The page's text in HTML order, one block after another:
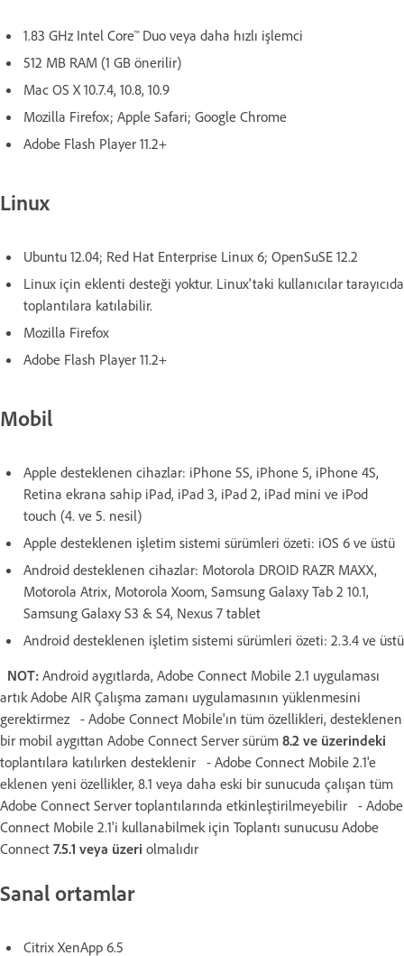
1.83 GHz Intel Core™ Duo veya daha hızlı işlemci
512 MB RAM (1 GB önerilir)
Mac OS X 10.7.4, 10.8, 10.9
Mozilla Firefox; Apple Safari; Google Chrome
Adobe Flash Player 11.2+
Linux
Ubuntu 12.04; Red Hat Enterprise Linux 6; OpenSuSE 12.2
Linux için eklenti desteği yoktur. Linux'taki kullanıcılar tarayıcıda
toplantılara katılabilir.
Mozilla Firefox
Adobe Flash Player 11.2+
Mobil
Apple desteklenen cihazlar: iPhone 5S, iPhone 5, iPhone 4S,
Retina ekrana sahip iPad, iPad 3, iPad 2, iPad mini ve iPod
touch (4. ve 5. nesil)
Apple desteklenen işletim sistemi sürümleri özeti: iOS 6 ve üstü
Android desteklenen cihazlar: Motorola DROID RAZR MAXX,
Motorola Atrix, Motorola Xoom, Samsung Galaxy Tab 2 10.1,
Samsung Galaxy S3 & S4, Nexus 7 tablet
Android desteklenen işletim sistemi sürümleri özeti: 2.3.4 ve üstü
NOT: Android aygıtlarda, Adobe Connect Mobile 2.1 uygulaması
artık Adobe AIR Çalışma zamanı uygulamasının yüklenmesini
gerektirmez - Adobe Connect Mobile'ın tüm özellikleri, desteklenen
bir mobil aygıttan Adobe Connect Server sürüm 8.2 ve üzerindeki
toplantılara katılırken desteklenir - Adobe Connect Mobile 2.1'e
eklenen yeni özellikler, 8.1 veya daha eski bir sunucuda çalışan tüm
Adobe Connect Server toplantılarında etkinleştirilmeyebilir - Adobe
Connect Mobile 2.1'i kullanabilmek için Toplantı sunucusu Adobe
Connect 7.5.1 veya üzeri olmalıdır
Sanal ortamlar
Citrix XenApp 6.5